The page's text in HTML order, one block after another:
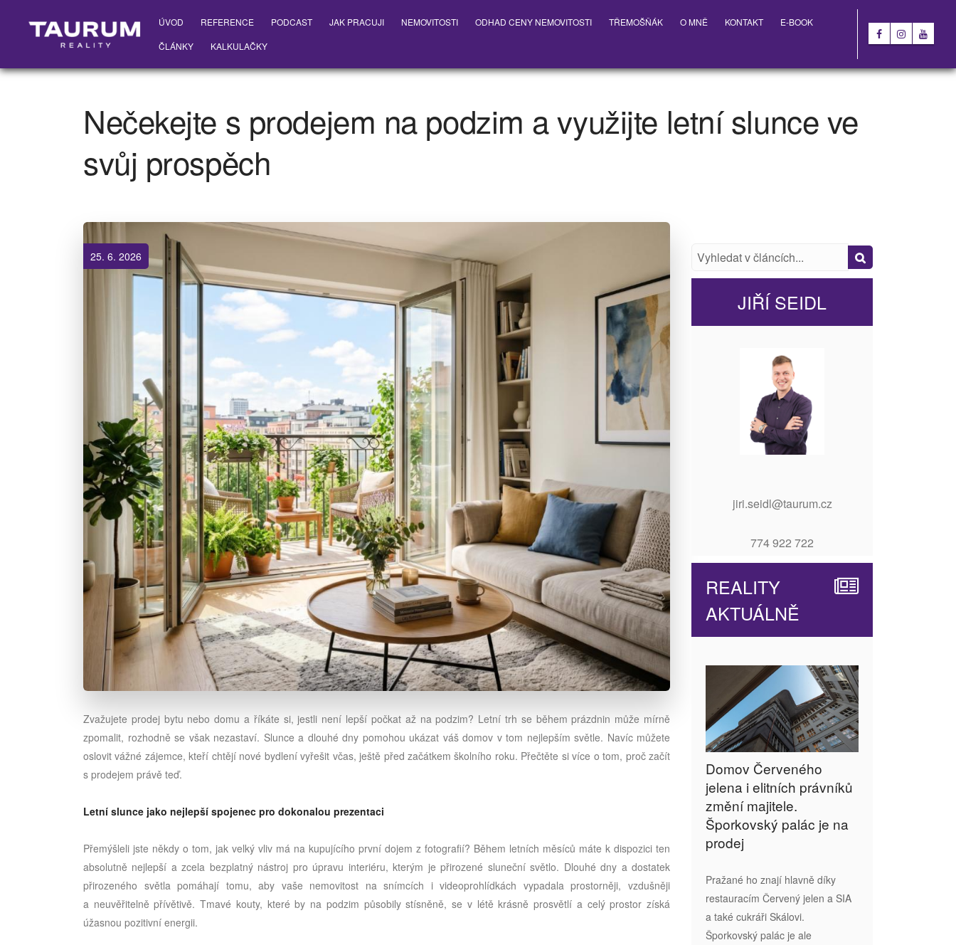
ÚVOD REFERENCE PODCAST JAK PRACUJI NEMOVITOSTI ODHAD CENY NEMOVITOSTI TŘEMOŠŇÁK O MNĚ KONTAKT
E-BOOK
ČLÁNKY
KALKULAČKY
Nečekejte s prodejem na podzim a využijte letní slunce ve
svůj prospěch
25. 6. 2026
Zvažujete prodej bytu nebo domu a říkáte si, jestli není lepší počkat až na podzim? Letní trh se během prázdnin může mírně
zpomalit, rozhodně se však nezastaví. Slunce a dlouhé dny pomohou ukázat váš domov v tom nejlepším světle. Navíc můžete
oslovit vážné zájemce, kteří chtějí nové bydlení vyřešit včas, ještě před začátkem školního roku. Přečtěte si více o tom, proč začít
s prodejem právě teď.
Letní slunce jako nejlepší spojenec pro dokonalou prezentaci
Přemýšleli jste někdy o tom, jak velký vliv má na kupujícího první dojem z fotografií? Během letních měsíců máte k dispozici ten
absolutně nejlepší a zcela bezplatný nástroj pro úpravu interiéru, kterým je přirozené sluneční světlo. Dlouhé dny a dostatek
přirozeného světla pomáhají tomu, aby vaše nemovitost na snímcích i videoprohlídkách vypadala prostorněji, vzdušněji
a neuvěřitelně přívětivě. Tmavé kouty, které by na podzim působily stísněně, se v létě krásně prosvětlí a celý prostor získá
úžasnou pozitivní energii.
JIŘÍ SEIDL
jiri.seidl@taurum.cz
774 922 722
REALITY
AKTUÁLNĚ
Domov Červeného
jelena i elitních právníků
změní majitele.
Šporkovský palác je na
prodej
Pražané ho znají hlavně díky
restauracím Červený jelen a SIA
a také cukráři Skálovi.
Šporkovský palác je ale